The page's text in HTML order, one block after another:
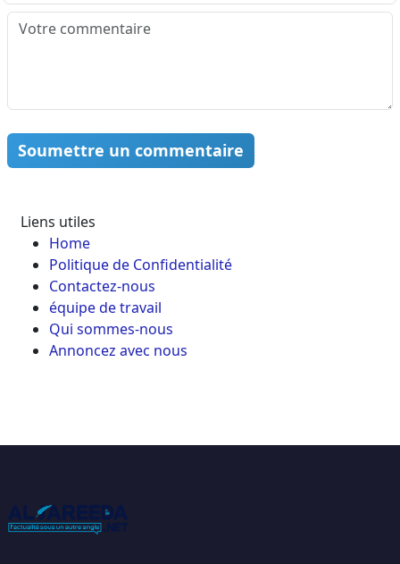
Soumettre un commentaire
Liens utiles
Home
Politique de Confidentialité
Contactez-nous
équipe de travail
Qui sommes-nous
Annoncez avec nous